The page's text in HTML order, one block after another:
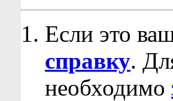
Если это
справку.
необходимо